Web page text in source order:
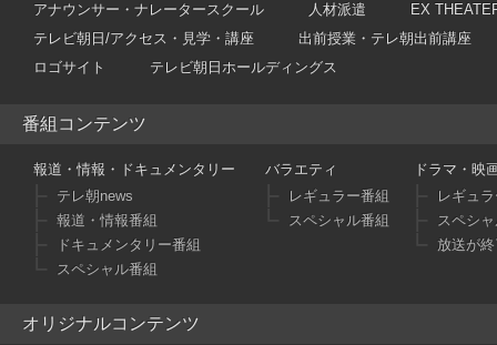
アナウンサー・ナレータースクール
人材派遣
EX
テレビ朝日/アクセス・見学・講座
出前授業・テレ朝出前講座
ロゴサイト
テレビ朝日ホールディングス
番組コンテンツ
報道・情報・ドキュメンタリー
テレ朝news
報道・情報番組
ドキュメンタリー番組
スペシャル番組
バラエティ
レギュラー番組
スペシャル番組
ドラマ・映
レギュ
スペシ
放送が
オリジナルコンテンツ